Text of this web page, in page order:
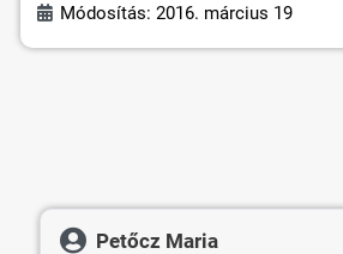
Módosítás: 2016. március 19
Petőcz Maria